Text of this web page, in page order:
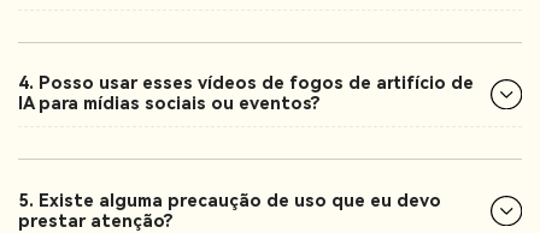
4. Posso usar esses vídeos de fogos de artifício de
IA para mídias sociais ou eventos?
5. Existe alguma precaução de uso que eu devo
prestar atenção?